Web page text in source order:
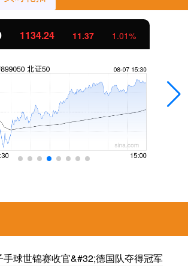
1134.24 11.37 1.01%
球世锦赛收官&#32;德国队夺得冠军